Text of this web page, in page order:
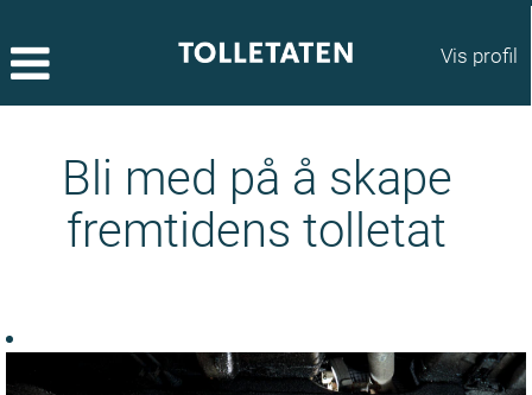
Vis profil
Bli med på å skape
fremtidens tolletat